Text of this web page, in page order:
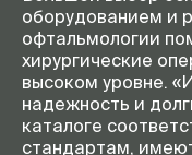
оборудованием и
офтальмологии
хирургические
высоком уровне.
надежность и
каталоге
стандартам,